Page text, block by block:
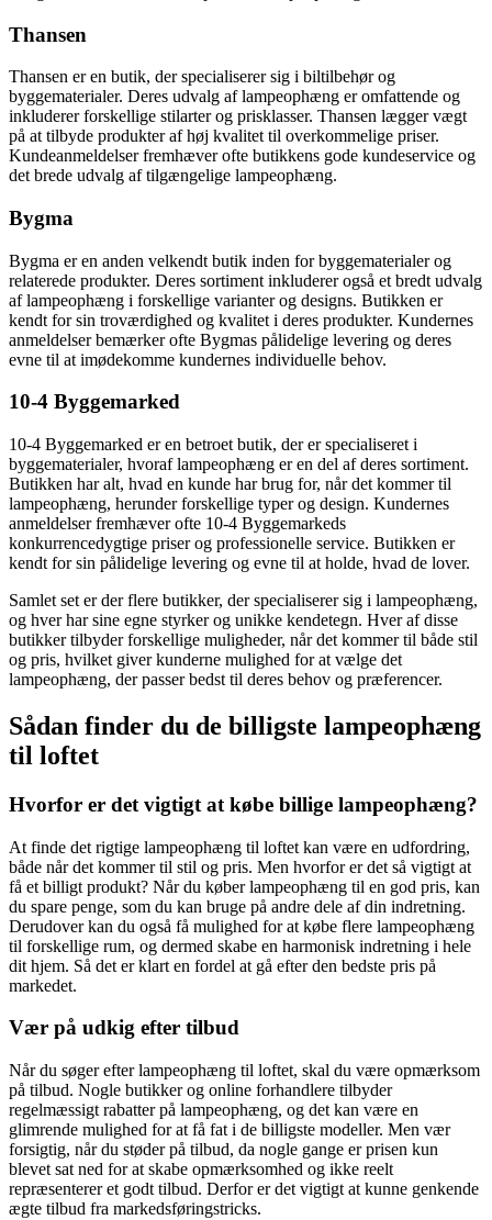
Thansen
Thansen er en butik, der specialiserer sig i biltilbehør og
byggematerialer. Deres udvalg af lampeophæng er omfattende og
inkluderer forskellige stilarter og prisklasser. Thansen lægger vægt
på at tilbyde produkter af høj kvalitet til overkommelige priser.
Kundeanmeldelser fremhæver ofte butikkens gode kundeservice og
det brede udvalg af tilgængelige lampeophæng.
Bygma
Bygma er en anden velkendt butik inden for byggematerialer og
relaterede produkter. Deres sortiment inkluderer også et bredt udvalg
af lampeophæng i forskellige varianter og designs. Butikken er
kendt for sin troværdighed og kvalitet i deres produkter. Kundernes
anmeldelser bemærker ofte Bygmas pålidelige levering og deres
evne til at imødekomme kundernes individuelle behov.
10-4 Byggemarked
10-4 Byggemarked er en betroet butik, der er specialiseret i
byggematerialer, hvoraf lampeophæng er en del af deres sortiment.
Butikken har alt, hvad en kunde har brug for, når det kommer til
lampeophæng, herunder forskellige typer og design. Kundernes
anmeldelser fremhæver ofte 10-4 Byggemarkeds
konkurrencedygtige priser og professionelle service. Butikken er
kendt for sin pålidelige levering og evne til at holde, hvad de lover.
Samlet set er der flere butikker, der specialiserer sig i lampeophæng,
og hver har sine egne styrker og unikke kendetegn. Hver af disse
butikker tilbyder forskellige muligheder, når det kommer til både stil
og pris, hvilket giver kunderne mulighed for at vælge det
lampeophæng, der passer bedst til deres behov og præferencer.
Sådan finder du de billigste lampeophæng
til loftet
Hvorfor er det vigtigt at købe billige lampeophæng?
At finde det rigtige lampeophæng til loftet kan være en udfordring,
både når det kommer til stil og pris. Men hvorfor er det så vigtigt at
få et billigt produkt? Når du køber lampeophæng til en god pris, kan
du spare penge, som du kan bruge på andre dele af din indretning.
Derudover kan du også få mulighed for at købe flere lampeophæng
til forskellige rum, og dermed skabe en harmonisk indretning i hele
dit hjem. Så det er klart en fordel at gå efter den bedste pris på
markedet.
Vær på udkig efter tilbud
Når du søger efter lampeophæng til loftet, skal du være opmærksom
på tilbud. Nogle butikker og online forhandlere tilbyder
regelmæssigt rabatter på lampeophæng, og det kan være en
glimrende mulighed for at få fat i de billigste modeller. Men vær
forsigtig, når du støder på tilbud, da nogle gange er prisen kun
blevet sat ned for at skabe opmærksomhed og ikke reelt
repræsenterer et godt tilbud. Derfor er det vigtigt at kunne genkende
ægte tilbud fra markedsføringstricks.